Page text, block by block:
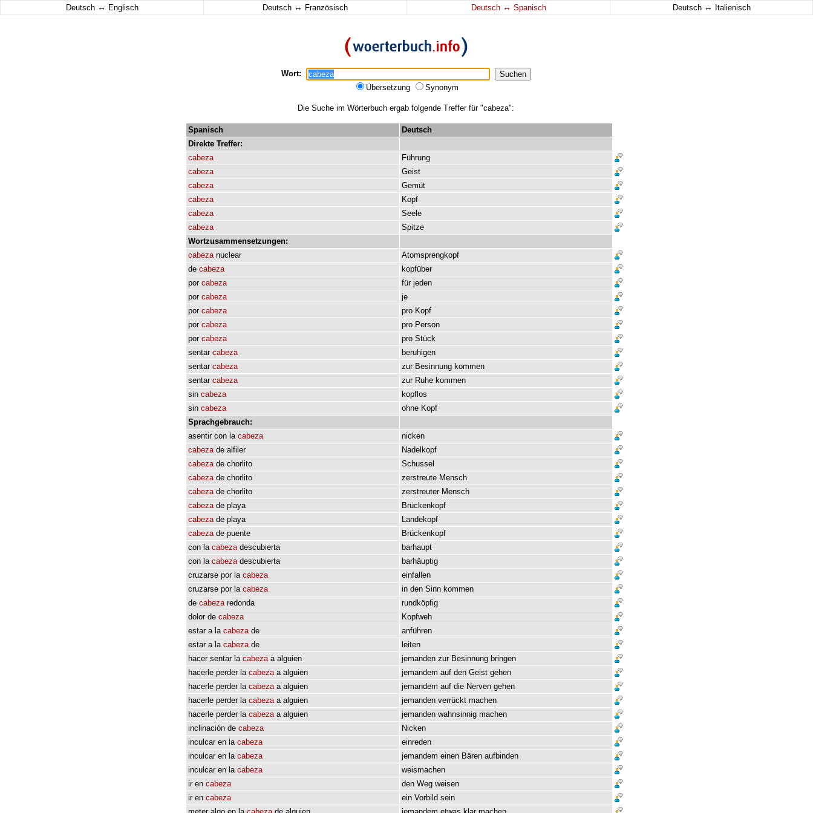
Deutsch ↔ Englisch Deutsch ↔ Französisch Deutsch ↔ Spanisch Deutsch ↔ Italienisch
Wort:
Übersetzung
Synonym
Die Suche im Wörterbuch ergab folgende Treffer für "cabeza":
Spanisch
Deutsch
Direkte Treffer:
cabeza
Führung
cabeza
Geist
cabeza
Gemüt
cabeza
Kopf
cabeza
Seele
cabeza
Spitze
Wortzusammensetzungen:
cabeza nuclear
Atomsprengkopf
de cabeza
kopfüber
por cabeza für jeden
por cabeza
je
por cabeza pro Kopf
por cabeza pro Person
por cabeza pro Stück
sentar cabeza
beruhigen
sentar cabeza zur Besinnung kommen
sentar cabeza zur Ruhe kommen
sin cabeza
kopflos
sin cabeza ohne Kopf
Sprachgebrauch:
asentir con la cabeza
nicken
cabeza de alfiler
Nadelkopf
cabeza de chorlito
Schussel
cabeza de chorlito zerstreute Mensch
cabeza de chorlito zerstreuter Mensch
cabeza de playa
Brückenkopf
cabeza de playa
Landekopf
cabeza de puente
Brückenkopf
con la cabeza descubierta
barhaupt
con la cabeza descubierta
barhäuptig
cruzarse por la cabeza
einfallen
cruzarse por la cabeza in den Sinn kommen
de cabeza redonda
rundköpfig
dolor de cabeza
Kopfweh
estar a la cabeza de
anführen
estar a la cabeza de
leiten
hacer sentar la cabeza a alguien jemanden zur Besinnung bringen
hacerle perder la cabeza a alguien jemandem auf den Geist gehen
hacerle perder la cabeza a alguien jemandem auf die Nerven gehen
hacerle perder la cabeza a alguien jemanden verrückt machen
hacerle perder la cabeza a alguien jemanden wahnsinnig machen
inclinación de cabeza
Nicken
inculcar en la cabeza
einreden
inculcar en la cabeza jemandem einen Bären aufbinden
inculcar en la cabeza
weismachen
ir en cabeza den Weg weisen
ir en cabeza ein Vorbild sein